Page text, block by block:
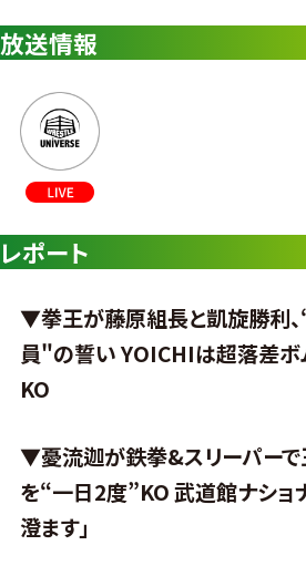
放送情報
レポート
▼拳王が藤原組長と凱旋勝利
員"の誓いYOICHIは超落差ボ
KO
▼憂流迦が鉄拳&スリーパー
を“一日2度”KO武道館ナショ
澄ます」